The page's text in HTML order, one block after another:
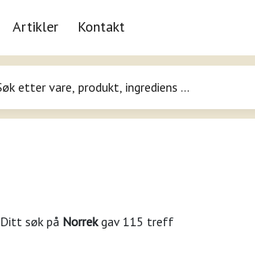
Artikler Kontakt
Ditt søk på Norrekgav 115 treff